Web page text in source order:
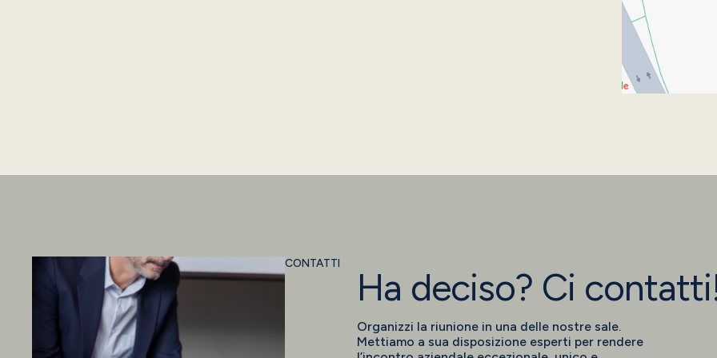
CONTATTI
Ha deciso? Ci
Organizzi la riunione in una delle nostre sale.
Mettiamo a sua disposizione esperti per rendere